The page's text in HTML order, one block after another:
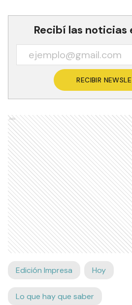
Recibí las noticias
RECIBIR
Ads
Edición Impresa Hoy
Lo que hay que saber